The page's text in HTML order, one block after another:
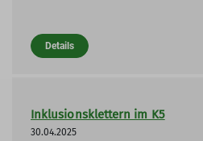
Details
Inklusionsklettern im K5
30.04.2025